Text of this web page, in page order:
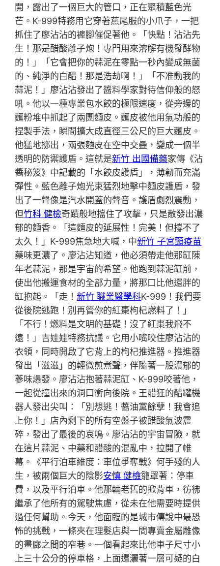
開，露出了一個巨大的管口，正在聚積藍色光
芒。K-999特務用它穿著燕尾服的小爪子，一把
抓住了廖沾沾的褲腳催促著他。「快點！沾沾先
生！那是醋酸離子炮！專門用來溶解有機發酵物
的！」「它會把你的蒜泥在零點一秒內變成無菌
的、純淨的白醋！那是浩劫啊！」「不准動我的
蒜泥！」廖沾沾發出了醬料學家對待信仰般的怒
吼。他以一種專業包水餃的極限速度，從旁邊的
麵粉堆中抓起了兩團麵皮。麵皮被他用氣功般的
捏製手法，瞬間擴大成直徑三公尺的巨大麵皮。
他猛地擲出，兩張麵皮在空中交疊，變成一個半
透明的防禦護盾。這就是新竹 出國備藥家傳《沾
醬秘笈》中記載的「水餃皮護盾」，薄韌而充滿
彈性。藍色離子炮光束猛烈地擊中麵皮護盾，發
出了一聲像是汽水開蓋的聲音。護盾劇烈震動，
但竹科 健檢奇蹟般地擋住了攻擊，只是散發出濃
郁的麵香。「這麵皮的延展性！完美！但撐不了
太久！」K-999焦急地大喊，中新竹 子宮頸疫苗
藥味更濃了。廖沾沾知道，他必須帶走他那缸陳
年老蒜泥，那是宇宙的希望。他跑到蒜泥缸前，
使出他搬運食材的全部力量，將那口比他還胖的
缸抱起。「走！新竹 職業醫學科K-999！我們要
從後院逃跑！別再管你的紅棗枸杞燃料了！」
「不行！燃料是文明的基礎！沒了紅棗我飛不
遠！」吉娃娃特務抗議。它用小嘴咬住廖沾沾的
衣領，同時開啟了它背上的枸杞推進器。推進器
發出「滋滋」的輕微煎煮聲，伴隨著一股濃郁的
蔘味爆發。廖沾沾抱著蒜泥缸、K-999咬著他，
一起從撞出來的洞口衝向後院。王醋狂的醋罐機
器人發出尖叫：「別想逃！醬油黨餘孽！我會追
上你！」店內剩下的所有空盤子被醋酸氣波震
碎，發出了最後的哀鳴。廖沾沾的宇宙冒險，就
在這片蒜泥、中藥和醋酸的混亂中，拉開了帷
幕。《平行泊車維度：車位爭奪戰》何手殘的人
生，被兩個巨大的陰影安慎 健檢籠罩著：停車
費，以及平行泊車。他那輛老舊的掀背車，彷彿
繼承了他所有的駕駛焦慮，從未在他需要時提供
過任何幫助。今天，他面臨的是城市傳說中最恐
怖的挑戰，一條夾在理髮店與一間專賣金屬雕像
的畫廊之間的窄巷。一個看起來比他車子尺寸小
上三十公分的停車格，上面還灑著一層可疑的白